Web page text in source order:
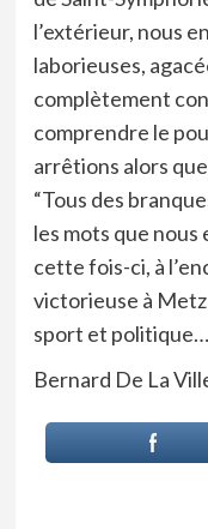
l’extérieur, nous
laborieuses,
complètement
comprendre le
arrêtions alors
“Tous des
les mots que
cette fois-ci, à
victorieuse à
sport et politique…
Bernard De La